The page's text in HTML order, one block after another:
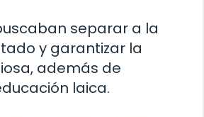
separar a la
y garantizar la
además de
laica.